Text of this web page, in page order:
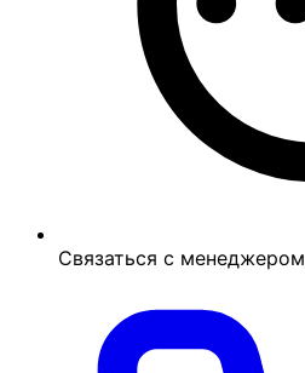
Связаться с менеджером